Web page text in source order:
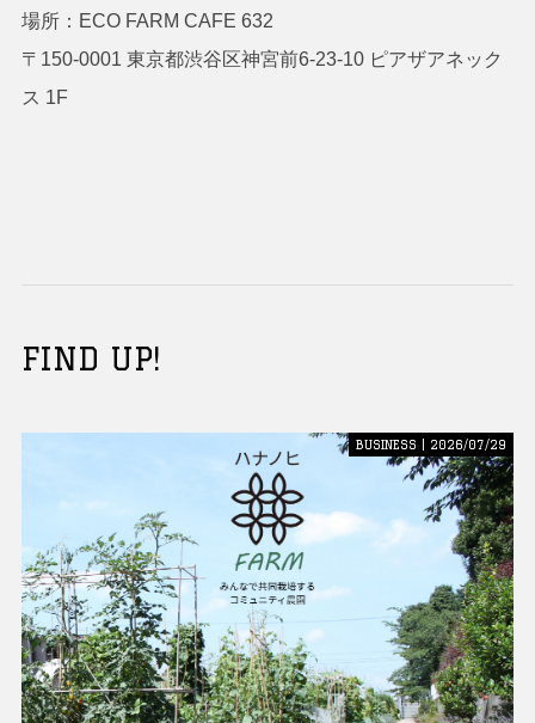
場所：ECO FARM CAFE 632
〒150-0001 東京都渋谷区神宮前6-23-10 ピアザアネック
ス 1F
FIND UP!
BUSINESS | 2026/07/29